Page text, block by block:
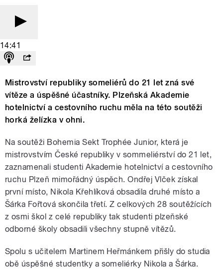
14:41
Mistrovství republiky someliérů do 21 let zná své
vítěze a úspěšné účastníky. Plzeňská Akademie
hotelnictví a cestovního ruchu měla na této soutěži
horká želízka v ohni.
Na soutěži Bohemia Sekt Trophée Junior, která je
mistrovstvím České republiky v sommeliérství do 21 let,
zaznamenali studentiAkademie hotelnictví a cestovního
ruchu Plzeň mimořádný úspěch. Ondřej Vlček získal
první místo, Nikola Křehlíková obsadila druhé místo a
Šárka Fořtová skončila třetí. Z celkových 28 soutěžících
z osmi škol z celé republiky tak studenti plzeňské
odborné školy obsadili všechny stupně vítězů.
Spolu s učitelem Martinem Heřmánkem přišly do studia
obě úspěšné studentky a someliérky Nikola a Šárka.